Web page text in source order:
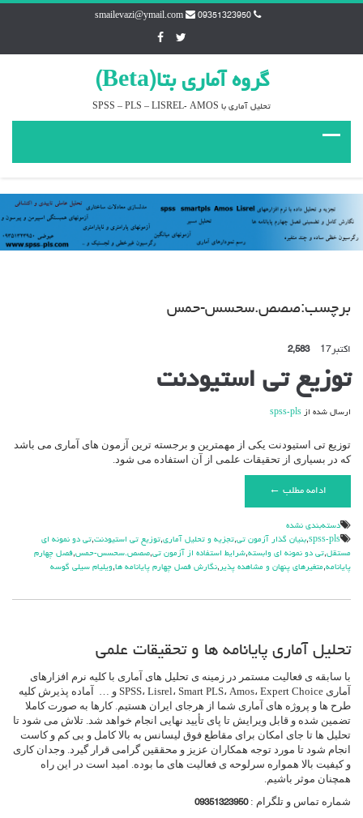
09351323950
smailevazi@ymail.com
گروه آماري بتا(Beta)
تحليل آماري با SPSS – PLS – LISREL- AMOS
برچسب:صصص.سحسس-حمس
اکتبر 17
2,583
توزیع تی استیودنت
ارسال شده از spss-pls
توزیع تی استیودنت یکی از مهمترین و برجسته ترین آزمون های آماری می باشد
که در بسیاری از تحقیقات علمی از آن استفاده می شود.
ادامه مطلب ←
دسته‌بندی نشده
spss-pls
,بنيان گذار آزمون تي,تجزيه و تحليل آماري,توزيع تي استيودنت,تي دو نمونه اي
مستقل,تي دو نمونه اي وابسته,شرايط استفاده از آزمون تي,صصص.سحسس-حمس,فصل چهارم
پايانامه,متغیرهای پنهان و مشاهده پذیر ,نگارش فصل چهارم پايانامه ها,ویلیام سیلی گوسه
تحلیل آماری پایانامه ها و تحقیقات علمی
با سابقه ی فعالیت مستمر در زمینه ی تحلیل های آماری با کلیه نرم افزارهای
آماری SPSS، Lisrel، Smart PLS، Amos، Expert Choice و … آماده پذیرش کلیه
طرح ها و پروژه های آماری شما از هرجای ایران هستیم. کارها به صورت کاملا
تضمین شده و قابل ویرایش تا پای تأیید نهایی انجام خواهد شد. تلاش می شود تا
تحلیل ها تا جای امکان برای مقاطع فوق لیسانس به بالا کامل و بی کم و کاست
انجام شود تا مورد توجه همکاران عزیز و محققین گرامی قرار گیرد. وجدان کاری
و کیفیت بالا همواره سرلوحه ی فعالیت های ما بوده. امید است در این راه
همچنان موثر باشیم.
شماره تماس و تلگرام :09351323950